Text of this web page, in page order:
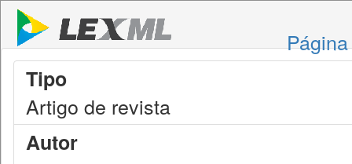
Tipo
Artigo de revista
Autor